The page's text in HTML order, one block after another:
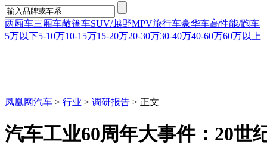
两厢车三厢车敞篷车SUV/越野MPV旅行车豪华车高性能/跑车
5万以下5-10万10-15万15-20万20-30万30-40万40-60万60万以上
凤凰网汽车 > 行业 > 调研报告 > 正文
汽车工业60周年大事件：20世